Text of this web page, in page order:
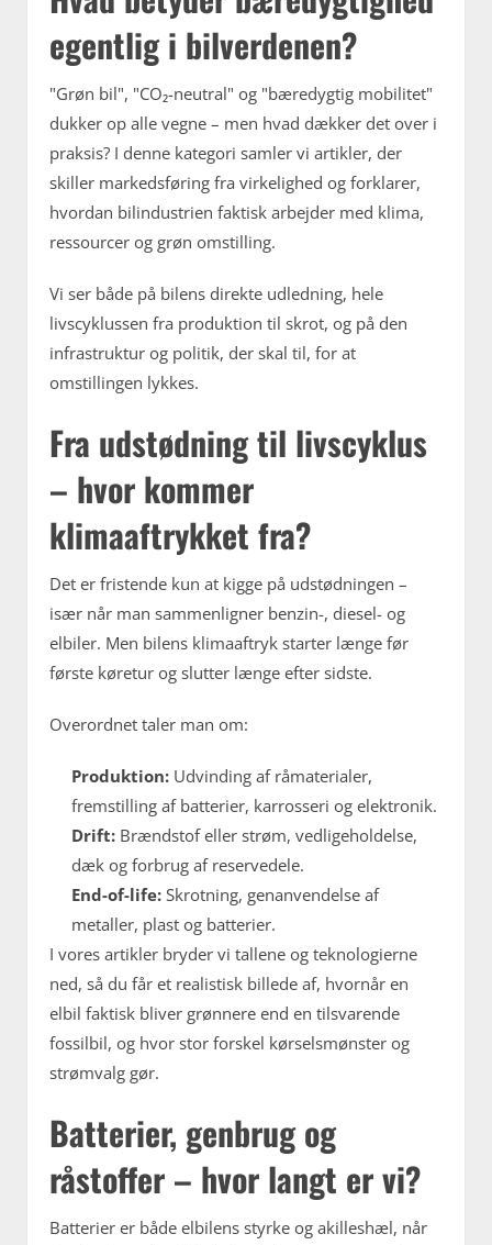
egentlig i bilverdenen?
"Grøn bil", "CO₂-neutral" og "bæredygtig mobilitet"
dukker op alle vegne – men hvad dækker det over i
praksis? I denne kategori samler vi artikler, der
skiller markedsføring fra virkelighed og forklarer,
hvordan bilindustrien faktisk arbejder med klima,
ressourcer og grøn omstilling.
Vi ser både på bilens direkte udledning, hele
livscyklussen fra produktion til skrot, og på den
infrastruktur og politik, der skal til, for at
omstillingen lykkes.
Fra udstødning til livscyklus
– hvor kommer
klimaaftrykket fra?
Det er fristende kun at kigge på udstødningen –
især når man sammenligner benzin-, diesel- og
elbiler. Men bilens klimaaftryk starter længe før
første køretur og slutter længe efter sidste.
Overordnet taler man om:
Produktion: Udvinding af råmaterialer,
fremstilling af batterier, karrosseri og elektronik.
Drift: Brændstof eller strøm, vedligeholdelse,
dæk og forbrug af reservedele.
End-of-life: Skrotning, genanvendelse af
metaller, plast og batterier.
I vores artikler bryder vi tallene og teknologierne
ned, så du får et realistisk billede af, hvornår en
elbil faktisk bliver grønnere end en tilsvarende
fossilbil, og hvor stor forskel kørselsmønster og
strømvalg gør.
Batterier, genbrug og
råstoffer – hvor langt er vi?
Batterier er både elbilens styrke og akilleshæl, når